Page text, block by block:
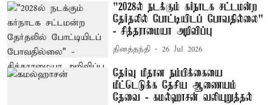
"2028ல் நடக்கும் கர்நாடக சட்டமன்ற
தேர்தலில் போட்டியிடப் போவதில்லை"
- சித்தராமையா அறிவிப்பு
தினத்தந்தி 26 Jul 2026
தேர்வு மீதான நம்பிக்கையை
மீட்டெடுக்க தேசிய ஆணையம்
தேவை - கமல்ஹாசன் வலியுறுத்தல்